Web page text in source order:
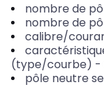
nombre de
nombre de
calibre/
(type/courbe) -
pôle neutre